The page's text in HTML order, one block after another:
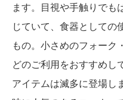
ます。目視や手触りでも
じていて、食器としての
もの。小さめのフォーク
どのご利用をおすすめし
アイテムは滅多に登場し